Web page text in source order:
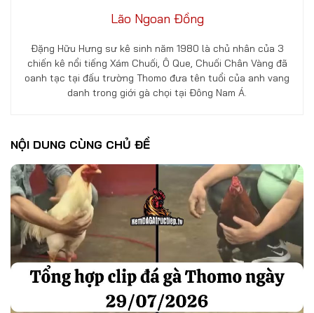
Lão Ngoan Đồng
Đặng Hữu Hưng sư kê sinh năm 1980 là chủ nhân của 3
chiến kê nổi tiếng Xám Chuối, Ô Que, Chuối Chân Vàng đã
oanh tạc tại đấu trường Thomo đưa tên tuổi của anh vang
danh trong giới gà chọi tại Đông Nam Á.
NỘI DUNG CÙNG CHỦ ĐỀ